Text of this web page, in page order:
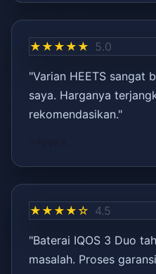
★★★★★ 5.0
"Varian HEETS sangat
saya. Harganya
rekomendasikan."
★★★★☆ 4.5
"Baterai IQOS 3 Duo
masalah. Proses